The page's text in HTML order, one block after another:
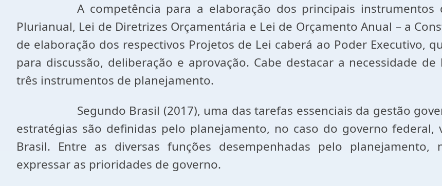
A competência para a elaboração dos principais instrumentos
Plurianual, Lei de Diretrizes Orçamentária e Lei de Orçamento Anual – a
de elaboração dos respectivos Projetos de Lei caberá ao Poder Executivo,
para discussão, deliberação e aprovação. Cabe destacar a necessidade
três instrumentos de planejamento.
Segundo Brasil (2017), uma das tarefas essenciais da gestão
estratégias são definidas pelo planejamento, no caso do governo
Brasil. Entre as diversas funções desempenhadas pelo
expressar as prioridades de governo.